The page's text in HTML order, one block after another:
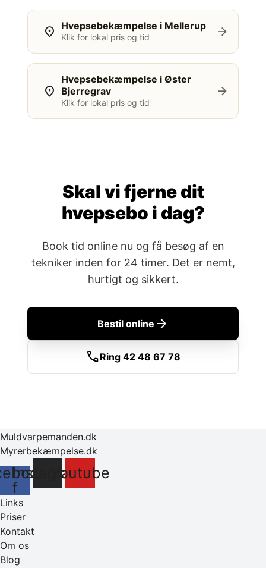
location_on Hvepsebekæmpelse i Mellerup
Klik for lokal pris og tid arrow_forward
location_on
Hvepsebekæmpelse i Øster
Bjerregrav
Klik for lokal pris og tid
arrow_forward
Skal vi fjerne dit
hvepsebo i dag?
Book tid online nu og få besøg af en
tekniker inden for 24 timer. Det er nemt,
hurtigt og sikkert.
Bestil online arrow_forward
callRing 42 48 67 78
Muldvarpemanden.dk
Myrerbekæmpelse.dk
f
InstagramYoutube
Links
Priser
Kontakt
Om os
Blog